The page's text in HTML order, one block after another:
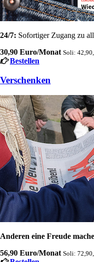
24/7: Sofortiger Zugang zu
30,90 Euro/Monat Soli:
Bestellen
Verschenken
Anderen eine Freude
56,90 Euro/Monat Soli: